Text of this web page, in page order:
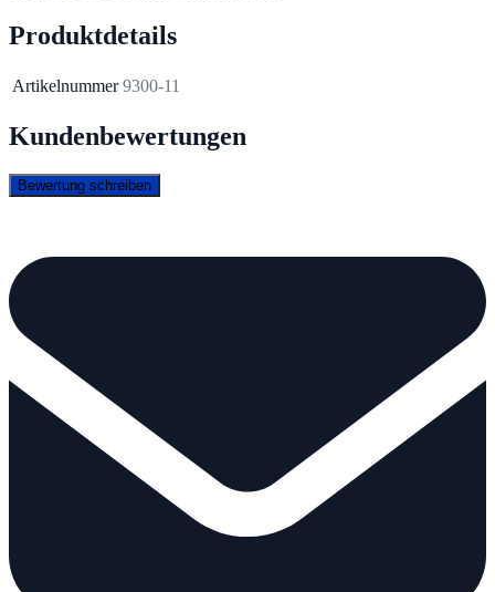
Produktdetails
Artikelnummer 9300-11
Kundenbewertungen
Bewertung schreiben